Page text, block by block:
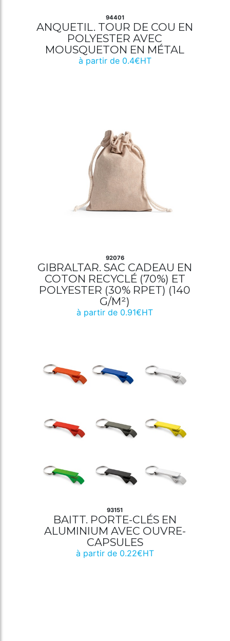
94401
ANQUETIL. TOUR DE COU EN
POLYESTER AVEC
MOUSQUETON EN MÉTAL
à partir de 0.4€HT
92076
GIBRALTAR. SAC CADEAU EN
COTON RECYCLÉ (70%) ET
POLYESTER (30% RPET) (140
G/M²)
à partir de 0.91€HT
93151
BAITT. PORTE-CLÉS EN
ALUMINIUM AVEC OUVRE-
CAPSULES
à partir de 0.22€HT